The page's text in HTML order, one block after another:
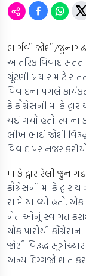
ભાર્ગવી જોશી/
આંતરિક વિવાદ સતત
ચૂંટણી પ્રચાર માટે
વિવાદના પગલે
કે કોંગ્રેસની મા કે
થઈ ગયો હતો. ત્યાંના
ભીખાભાઈ જોશી
વિવાદ પર નજર
મા કે દ્વાર રેલી
કોંગ્રેસની મા કે દ્વાર
સામે આવ્યો હતો. એક
નેતાઓનું સ્વાગત
ચોક પાસેથી
જોશી વિરૂદ્ધ
અન્ય દિગ્ગજો શાંત